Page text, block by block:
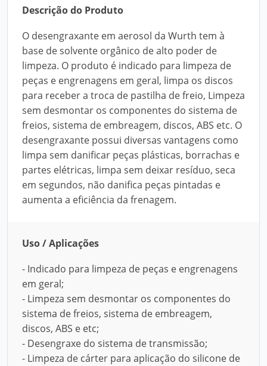
Descrição do Produto
O desengraxante em aerosol da Wurth tem à
base de solvente orgânico de alto poder de
limpeza. O produto é indicado para limpeza de
peças e engrenagens em geral, limpa os discos
para receber a troca de pastilha de freio, Limpeza
sem desmontar os componentes do sistema de
freios, sistema de embreagem, discos, ABS etc. O
desengraxante possui diversas vantagens como
limpa sem danificar peças plásticas, borrachas e
partes elétricas, limpa sem deixar resíduo, seca
em segundos, não danifica peças pintadas e
aumenta a eficiência da frenagem.
Uso / Aplicações
- Indicado para limpeza de peças e engrenagens
em geral;
- Limpeza sem desmontar os componentes do
sistema de freios, sistema de embreagem,
discos, ABS e etc;
- Desengraxe do sistema de transmissão;
- Limpeza de cárter para aplicação do silicone de